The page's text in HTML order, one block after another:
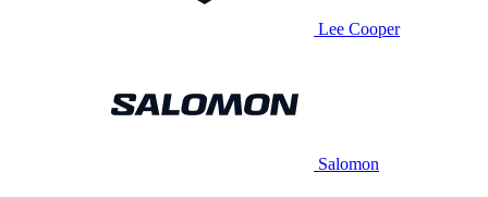
Lee Cooper
Salomon